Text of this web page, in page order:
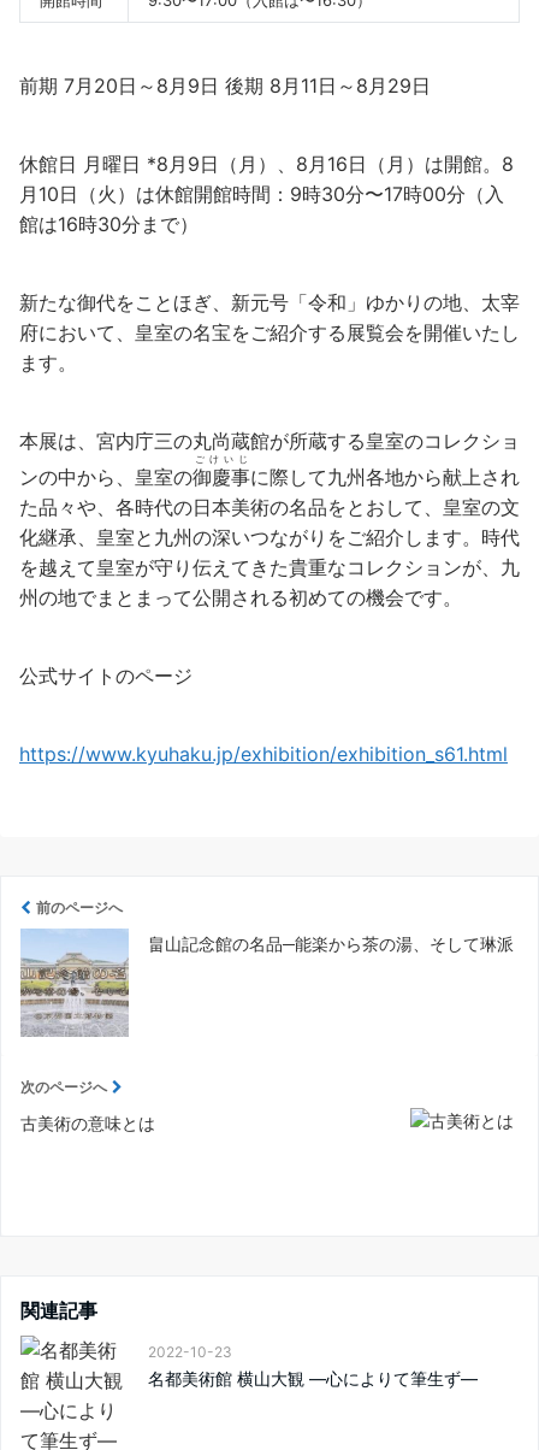
前期 7月20日～8月9日 後期 8月11日～8月29日
休館日 月曜日 *8月9日（月）、8月16日（月）は開館。8
月10日（火）は休館開館時間：9時30分〜17時00分（入
館は16時30分まで）
新たな御代をことほぎ、新元号「令和」ゆかりの地、太宰
府において、皇室の名宝をご紹介する展覧会を開催いたし
ます。
本展は、宮内庁三の丸尚蔵館が所蔵する皇室のコレクショ
ンの中から、皇室の御慶事
ごけいじ
に際して九州各地から献上され
た品々や、各時代の日本美術の名品をとおして、皇室の文
化継承、皇室と九州の深いつながりをご紹介します。時代
を越えて皇室が守り伝えてきた貴重なコレクションが、九
州の地でまとまって公開される初めての機会です。
公式サイトのページ
https://www.kyuhaku.jp/exhibition/exhibition_s61.html
前のページへ
畠山記念館の名品─能楽から茶の湯、そして琳派
次のページへ
古美術の意味とは
関連記事
2022-10-23
名都美術館 横山大観 —心によりて筆生ず—